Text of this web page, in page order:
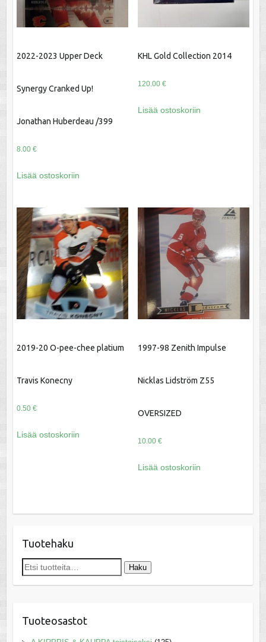
2022-2023 Upper Deck
Synergy Cranked Up!
Jonathan Huberdeau /399
8.00 €
Lisää ostoskoriin
KHL Gold Collection 2014
120.00 €
Lisää ostoskoriin
2019-20 O-pee-chee platium
Travis Konecny
0.50 €
Lisää ostoskoriin
1997-98 Zenith Impulse
Nicklas Lidström Z55
OVERSIZED
10.00 €
Lisää ostoskoriin
Tuotehaku
Etsi: Haku
Tuoteosastot